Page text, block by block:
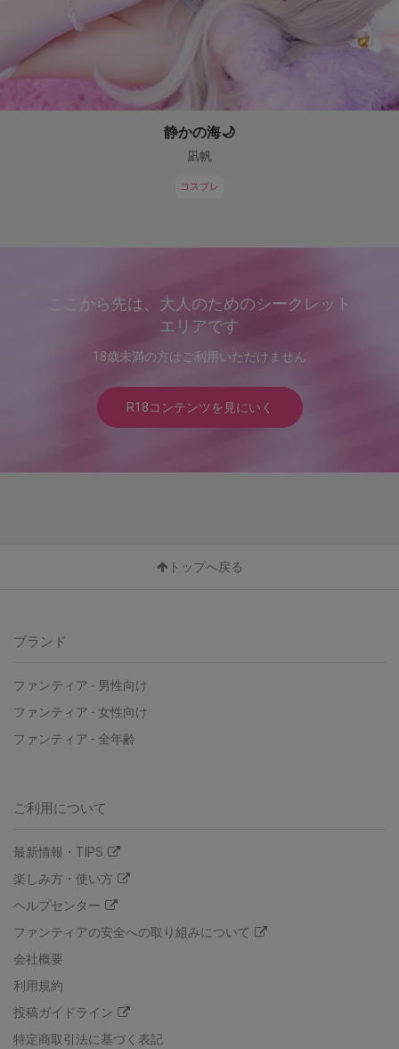
静かの海🌙
凪帆
コスプレ
ここから先は、大人のためのシークレット
エリアです
18歳未満の方はご利用いただけません
R18コンテンツを見にいく
トップへ戻る
ブランド
ファンティア - 男性向け
ファンティア - 女性向け
ファンティア - 全年齢
ご利用について
最新情報・TIPS
楽しみ方・使い方
ヘルプセンター
ファンティアの安全への取り組みについて
会社概要
利用規約
投稿ガイドライン
特定商取引法に基づく表記